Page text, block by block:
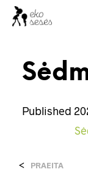
Published
< PRAEITA